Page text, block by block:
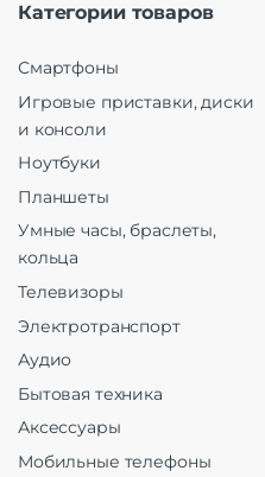
Категории товаров
Смартфоны
Игровые приставки, диски
и консоли
Ноутбуки
Планшеты
Умные часы, браслеты,
кольца
Телевизоры
Электротранспорт
Аудио
Бытовая техника
Аксессуары
Мобильные телефоны